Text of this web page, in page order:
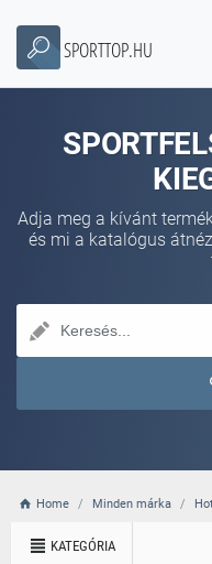
SPORTTOP.HU
Adja meg a kívánt
és mi a katalógus
Home Minden márka
KATEGÓRIA